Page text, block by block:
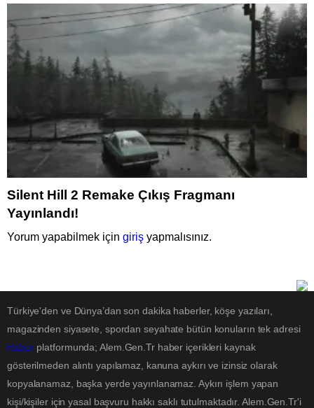
Silent Hill 2 Remake Çıkış Fragmanı
Yayınlandı!
Yorum yapabilmek için giriş yapmalısınız.
Türkiye'den ve Dünya’dan son dakika haberler, köşe yazıları,
magazinden siyasete, spordan seyahate bütün konuların tek adresi
Haberplatformunda; Alem.Gen.Tr haber içerikleri kaynak
gösterilmeden alıntı yapılamaz, kanuna aykırı ve izinsiz olarak
kopyalanamaz, başka yerde yayınlanamaz. Aykırı işlem yapan
kişi/kişiler için yasal başvuru hakkı saklı tutulmaktadır. Alem.Gen.Tr'i